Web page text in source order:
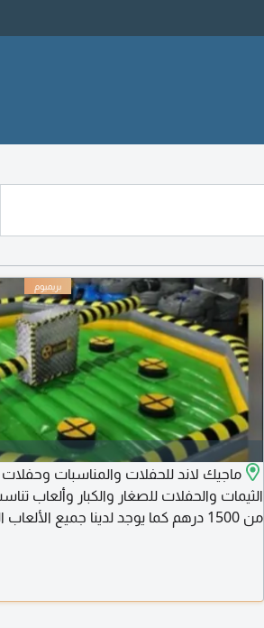
ماجيك لاند للحفلات والمناسبات وحفلات
الثيمات والحفلات للصغار والكبار وألعاب
من 1500 درهم كما يوجد لدينا جميع